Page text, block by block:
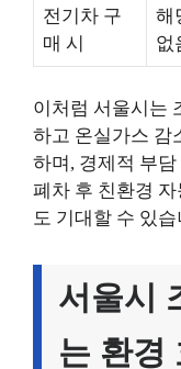
전기차 구
매 시
해
없
이처럼 서울시는
하고 온실가스 감
하며, 경제적 부담
폐차 후 친환경
도 기대할 수 있습
서울시
는 환경